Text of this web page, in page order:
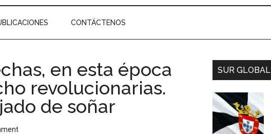
CONTÁCTENOS
en esta época
revolucionarias.
de soñar
SUR GLOBAL